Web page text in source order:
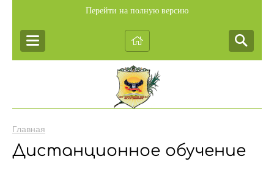
Перейти на полную версию
Главная
Дистанционное обучение